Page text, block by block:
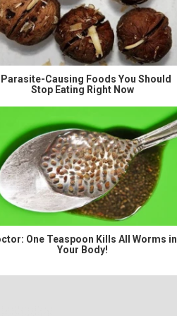
Causing Foods You Should
Stop Eating Right Now
One Teaspoon Kills All Worms in
Your Body!